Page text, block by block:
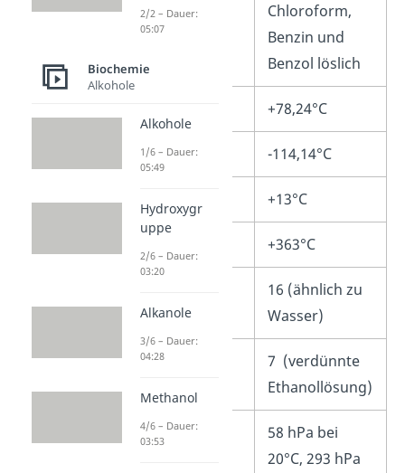
Chloroform,
Benzin und
Benzol löslich
+78,24°C
Schmelzpunkt -114,14°C
Flammpunkt +13°C
+363°C
16 (ähnlich zu
Wasser)
pH-Wert
7 (verdünnte
Ethanollösung)
Dampfdruck
58 hPa bei
20°C, 293 hPa
2/2 – Dauer:
05:07
Biochemie
Alkohole
Alkohole
1/6 – Dauer:
05:49
Hydroxygr
uppe
2/6 – Dauer:
03:20
Alkanole
3/6 – Dauer:
04:28
Methanol
4/6 – Dauer:
03:53